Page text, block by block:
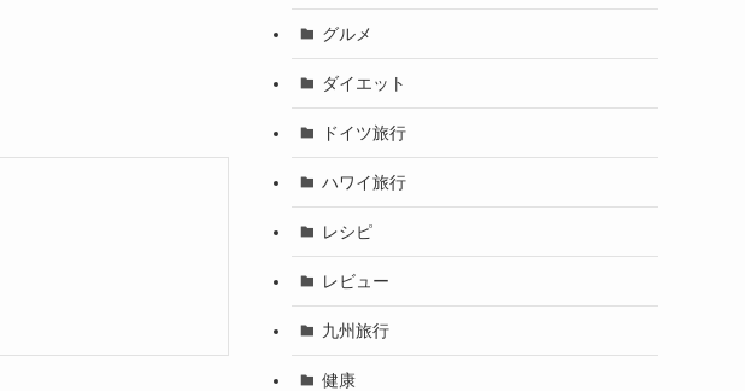
グルメ
ダイエット
ドイツ旅行
ハワイ旅行
レシピ
レビュー
九州旅行
健康